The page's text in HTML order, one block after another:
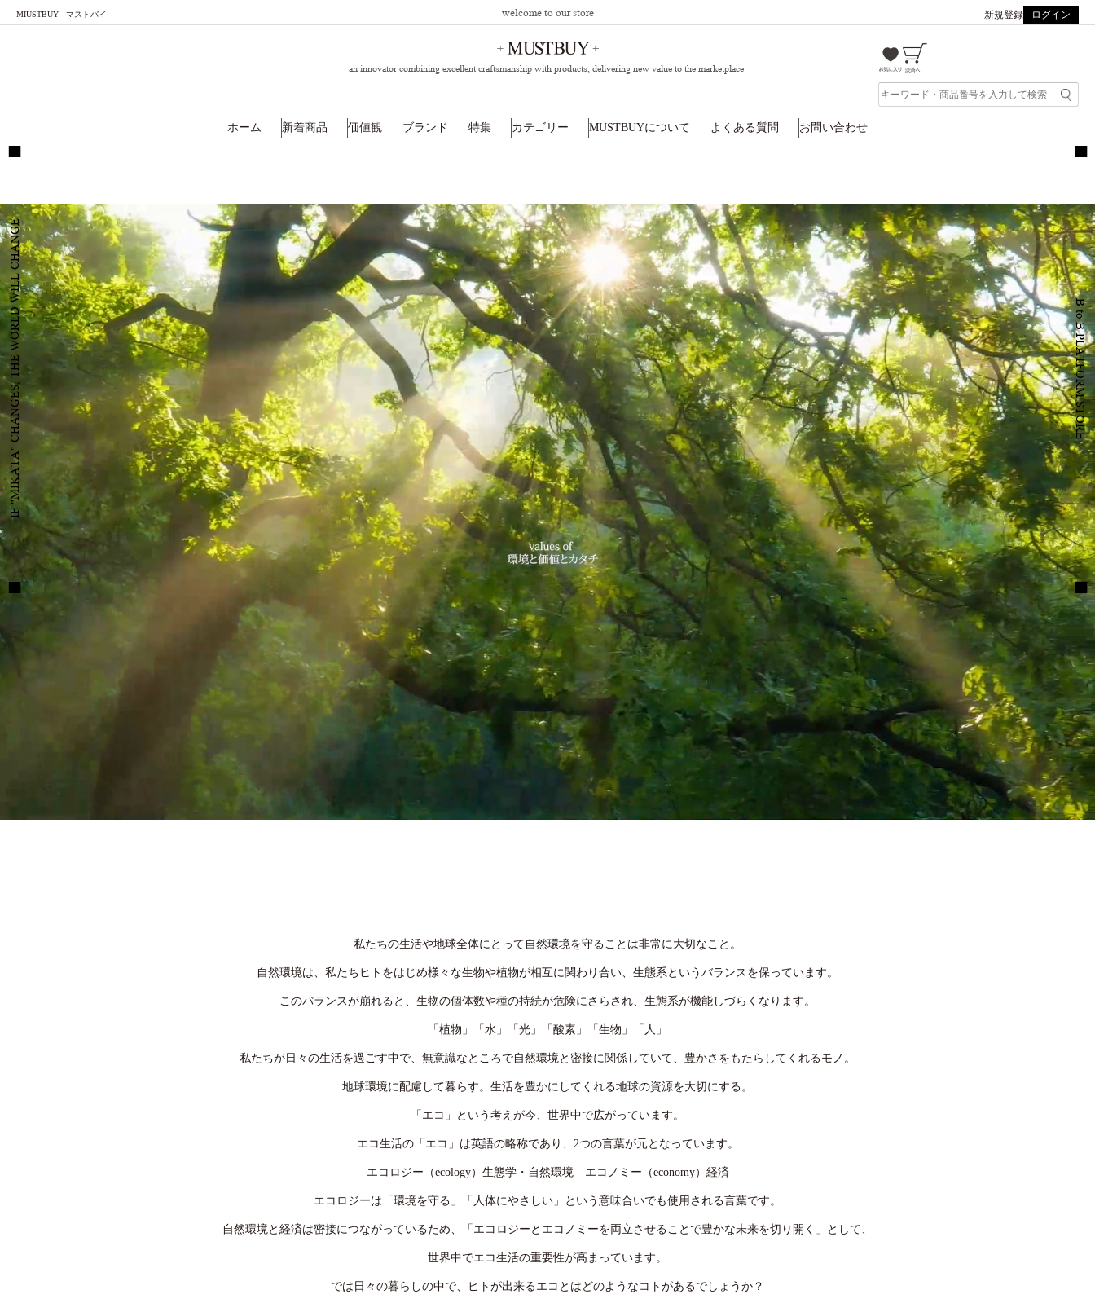
MIUSTBUY - マストバイ welcome to our store 新規登録 ログイン
an innovator combining excellent craftsmanship with products,delivering new value to the marketplace.
ホーム 新着商品 価値観 ブランド 特集 カテゴリー MUSTBUYについて よくある質問 お問い合わせ
私たちの生活や地球全体にとって自然環境を守ることは非常に大切なこと。
自然環境は、私たちヒトをはじめ様々な生物や植物が相互に関わり合い、生態系というバランスを保っています。
このバランスが崩れると、生物の個体数や種の持続が危険にさらされ、生態系が機能しづらくなります。
「植物」「水」「光」「酸素」「生物」「人」
私たちが日々の生活を過ごす中で、無意識なところで自然環境と密接に関係していて、豊かさをもたらしてくれるモノ。
地球環境に配慮して暮らす。生活を豊かにしてくれる地球の資源を大切にする。
「エコ」という考えが今、世界中で広がっています。
エコ生活の「エコ」は英語の略称であり、2つの言葉が元となっています。
エコロジー（ecology）生態学・自然環境 エコノミー（economy）経済
エコロジーは「環境を守る」「人体にやさしい」という意味合いでも使用される言葉です。
自然環境と経済は密接につながっているため、「エコロジーとエコノミーを両立させることで豊かな未来を切り開く」として、
世界中でエコ生活の重要性が高まっています。
では日々の暮らしの中で、ヒトが出来るエコとはどのようなコトがあるでしょうか？
IF "MIKATA" CHANGES, THE WORLD WILL CHANGE B to B PLATFORM STORE